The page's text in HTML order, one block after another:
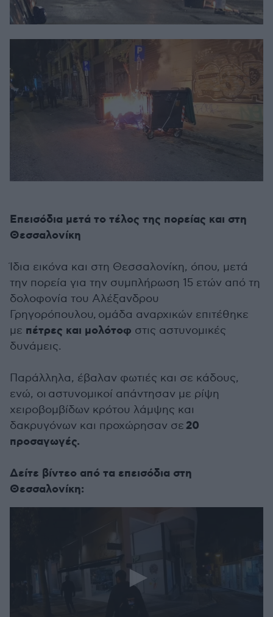
Επεισόδια μετά το τέλος της πορείας και στη
Θεσσαλονίκη
Ίδια εικόνα και στη Θεσσαλονίκη, όπου, μετά
την πορεία για την συμπλήρωση 15 ετών από τη
δολοφονία του Αλέξανδρου
Γρηγορόπουλου, ομάδα αναρχικών επιτέθηκε
με πέτρες και μολότοφ στις αστυνομικές
δυνάμεις.
Παράλληλα, έβαλαν φωτιές και σε κάδους,
ενώ, οι αστυνομικοί απάντησαν με ρίψη
χειροβομβίδων κρότου λάμψης και
δακρυγόνων και προχώρησαν σε 20
προσαγωγές.
Δείτε βίντεο από τα επεισόδια στη
Θεσσαλονίκη: